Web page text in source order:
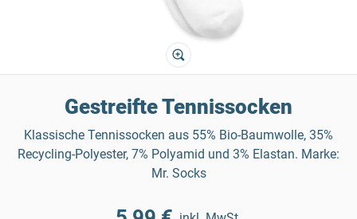
Gestreifte Tennissocken
Klassische Tennissocken aus 55% Bio-Baumwolle, 35%
Recycling-Polyester, 7% Polyamid und 3% Elastan. Marke:
Mr. Socks